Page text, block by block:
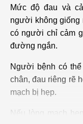
Mức độ đau và
người không
có người chỉ cảm
đường ngắn.
Người bệnh có
chân, đau riêng rẽ
mạch bị hẹp.
Nếu lòng mạch